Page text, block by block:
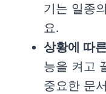
기는 일종
요.
상황에 따
능을 켜고
중요한 문